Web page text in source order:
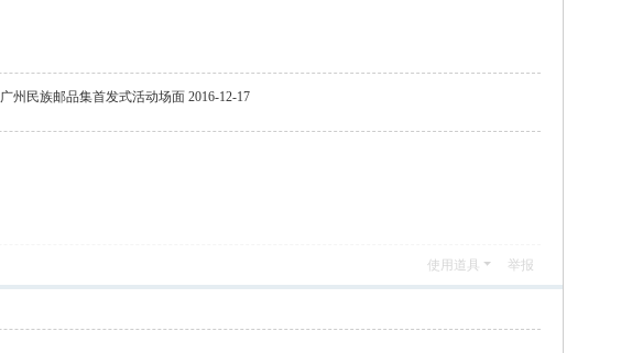
广州民族邮品集首发式活动场面 2016-12-17
使用道具 举报